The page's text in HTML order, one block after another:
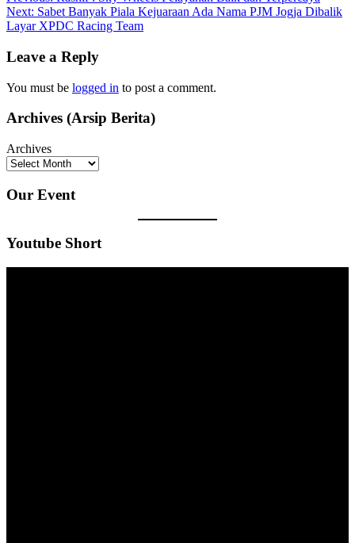
navigation
Next: Sabet Banyak Piala Kejuaraan Ada Nama PJM Jogja Dibalik
Layar XPDC Racing Team
Leave a Reply
You must be logged in to post a comment.
Archives (Arsip Berita)
Archives
Our Event
Youtube Short